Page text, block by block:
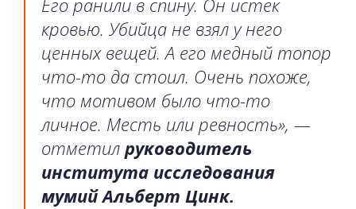
Его ранили в спину. Он истек
кровью. Убийца не взял у него
ценных вещей. А его медный топор
что-то да стоил. Очень похоже,
что мотивом было что-то
личное. Месть или ревность», —
отметил руководитель
института исследования
мумий Альберт Цинк.